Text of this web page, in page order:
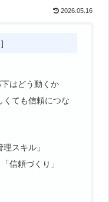
2026.05.16
はどう動くか
くても信頼につな
スキル」
信頼づくり」